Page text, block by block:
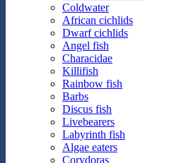
Coldwater
African cichlids
Dwarf cichlids
Angel fish
Characidae
Killifish
Rainbow fish
Barbs
Discus fish
Livebearers
Labyrinth fish
Algae eaters
Corydoras